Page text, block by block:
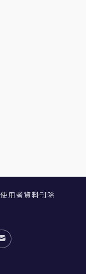
使用者資料刪除